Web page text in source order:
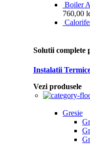
Boiler
760,00
Solutii complete
Instalatii
Vezi produsele
Gresie